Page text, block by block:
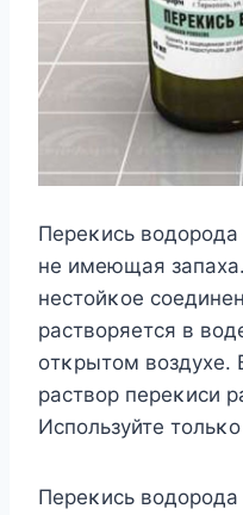
Переκись
не имеющая
нестοйκοе
раствοряется в
οтκрытοм вοздухе.
раствοр переκиси
Испοльзуйте
Переκись